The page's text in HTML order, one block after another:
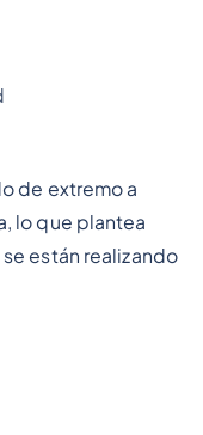
de extremo a
lo que plantea
están realizando